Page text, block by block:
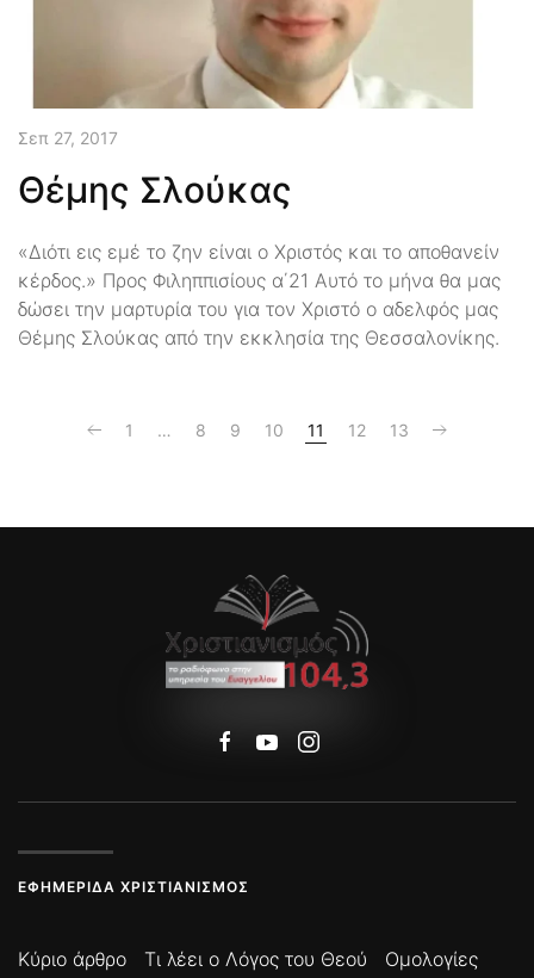
Σεπ 27, 2017
Θέμης Σλούκας
«Διότι εις εμέ το ζην είναι ο Χριστός και το αποθανείν
κέρδος.» Προς Φιληππισίους α΄21 Αυτό το μήνα θα μας
δώσει την μαρτυρία του για τον Χριστό ο αδελφός μας
Θέμης Σλούκας από την εκκλησία της Θεσσαλονίκης.
1 … 8 9 10 11 12 13
ΕΦΗΜΕΡΊΔΑ ΧΡΙΣΤΙΑΝΙΣΜΌΣ
Κύριο άρθρο Τι λέει ο Λόγος του Θεού
Ομολογίες